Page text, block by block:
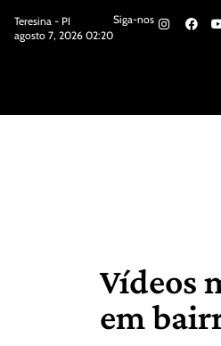
Teresina - PI
agosto 7, 2026 02:20
Siga-nos
Vídeos
em